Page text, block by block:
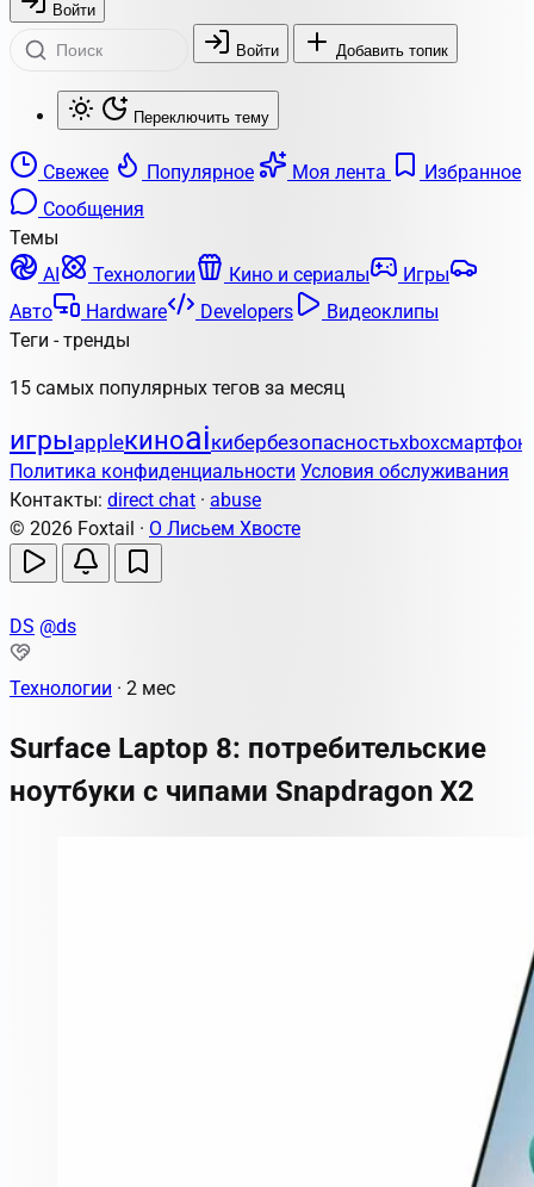
Войти
Войти Добавить топик
Переключить тему
Свежее Популярное Моя лента
Избранное
Сообщения
Темы
AI
Технологии Кино и сериалы
Игры
Авто
Hardware Developers
Видеоклипы
Теги - тренды
15 самых популярных тегов за месяц
игрыappleкиноaiкибербезопасностьxbox
Политика конфиденциальности Условия обслуживания
Контакты: direct chat · abuse
© 2026 Foxtail · О Лисьем Хвосте
DS @ds
Технологии · 2 мес
Surface Laptop 8: потребительские
ноутбуки с чипами Snapdragon X2